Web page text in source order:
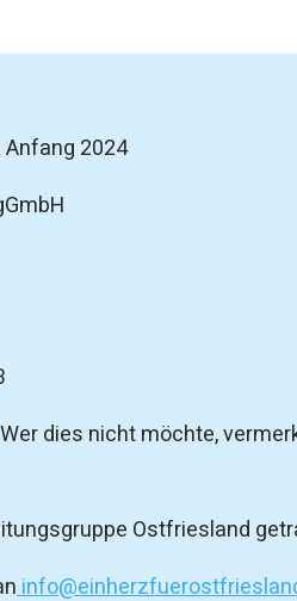
2024
dies nicht möchte,
Ostfriesland